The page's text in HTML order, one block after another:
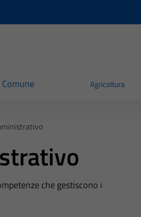
Agricoltura
che gestiscono i